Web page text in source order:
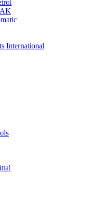
International